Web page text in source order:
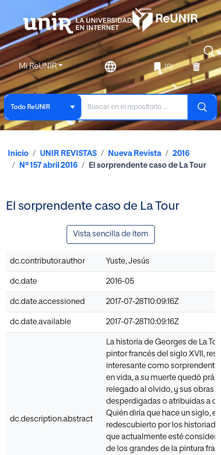
Mi ReUNIR (0)
Todo ReUNIR
Inicio UNIR REVISTAS Nueva Revista
2016
Nº 157 abril 2016
El sorprendente caso de La Tour
El sorprendente caso de La Tour
Vista sencilla de ítem
dc.contributor.author Yuste, Jesús
dc.date 2016-05
dc.date.accessioned 2017-07-28T10:09:16Z
dc.date.available 2017-07-28T10:09:16Z
dc.description.abstract
La historia de Georges de La
pintor francés del siglo XVII,
interesante como sorprendente.
en vida, a su muerte quedó
relegado al olvido, y sus obras
desperdigadas o atribuidas a
Quién diría que hace un siglo, en
redescubierto por los
que actualmente esté
de los grandes de la pintura